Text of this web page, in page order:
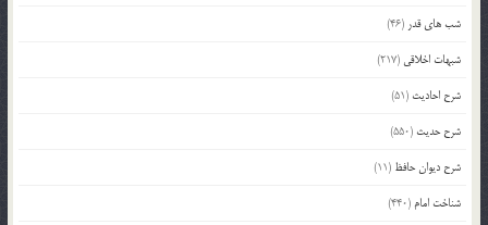
شب های قدر (46)
شبهات اخلاقی (217)
شرح احادیث (51)
شرح حدیث (550)
شرح دیوان حافظ (11)
شناخت امام (440)